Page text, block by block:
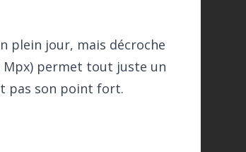
plein jour, mais décroche
Mpx) permet tout juste un
pas son point fort.